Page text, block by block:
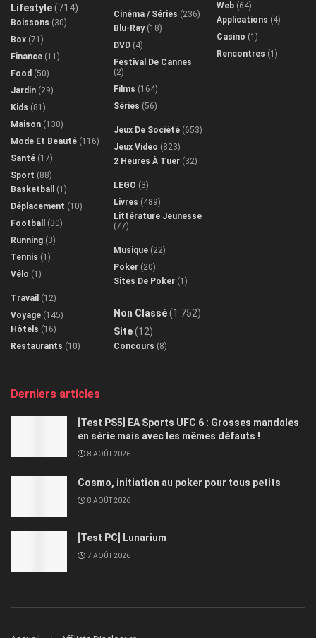
Lifestyle(714)
Boissons (30)
Box (71)
Finance (11)
Food (50)
Jardin (29)
Kids (81)
Maison (130)
Mode Et Beauté (116)
Santé (17)
Sport (88)
Basketball
(1)
Déplacement (10)
Football
(30)
Running (3)
Tennis (1)
Vélo (1)
Travail (12)
Voyage (145)
Hôtels (16)
Restaurants (10)
Cinéma / Séries (236)
Blu-Ray(18)
DVD (4)
Festival De Cannes
(2)
Films (164)
Séries (56)
Jeux De Société (653)
Jeux Vidéo (823)
2 Heures À Tuer (32)
LEGO (3)
Livres (489)
Littérature Jeunesse
(77)
Musique (22)
Poker (20)
Sites De Poker (1)
Non Classé(1 752)
Site(12)
Concours (8)
Web (64)
Applications (4)
Casino (1)
Rencontres (1)
Derniers articles
[Test PS5] EA Sports UFC 6 : Grosses mandales
en série mais avec les mêmes défauts !
8 AOÛT 2026
Cosmo, initiation au poker pour tous petits
8 AOÛT 2026
[Test PC] Lunarium
7 AOÛT 2026